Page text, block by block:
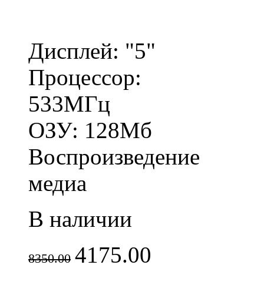
Дисплей: "5"
Процессор:
533МГц
ОЗУ: 128Мб
Воспроизведение
медиа
В наличии
8350.00 4175.00